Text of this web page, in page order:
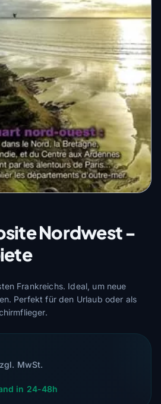
Nordwest -
Frankreichs. Ideal, um neue
Perfekt für den Urlaub oder als
MwSt.
in 24-48h